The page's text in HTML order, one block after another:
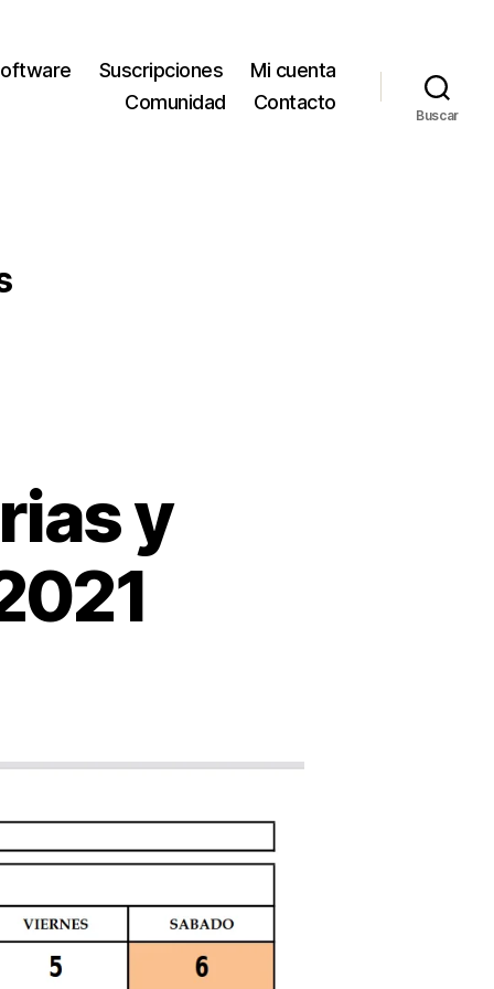
Suscripciones
Mi cuenta
Comunidad
Contacto
Buscar
y